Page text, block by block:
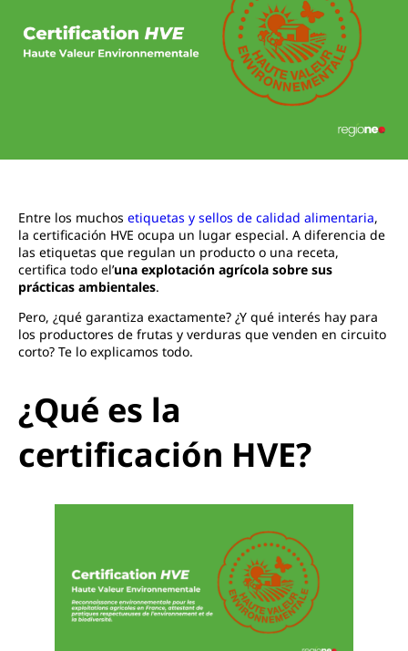
Entre los muchos etiquetas y sellos de calidad alimentaria,
la certificación HVE ocupa un lugar especial. A diferencia de
las etiquetas que regulan un producto o una receta,
certifica todo el’una explotación agrícola sobre sus
prácticas ambientales.
Pero, ¿qué garantiza exactamente? ¿Y qué interés hay para
los productores de frutas y verduras que venden en circuito
corto? Te lo explicamos todo.
¿Qué es la
certificación HVE?